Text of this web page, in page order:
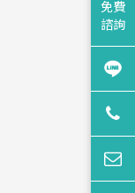
免費
諮詢